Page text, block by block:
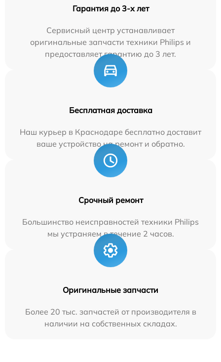
Гарантия до 3-х лет
Сервисный центр устанавливает
оригинальные запчасти техники Philips и
предоставляет гарантию до 3 лет.
Бесплатная доставка
Наш курьер в Краснодаре бесплатно доставит
ваше устройство на ремонт и обратно.
Срочный ремонт
Большинство неисправностей техники Philips
мы устраняем в течение 2 часов.
Оригинальные запчасти
Более 20 тыс. запчастей от производителя в
наличии на собственных складах.